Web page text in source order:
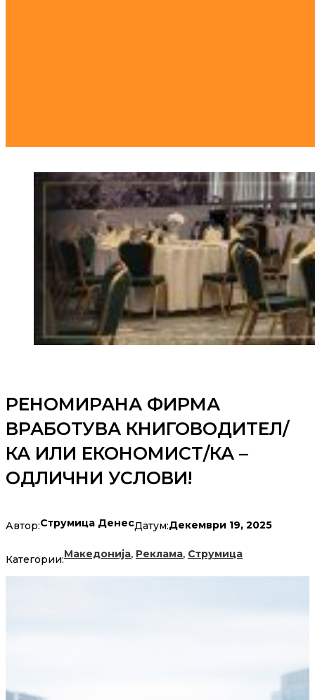
РЕНОМИРАНА ФИРМА
ВРАБОТУВА КНИГОВОДИТЕЛ/
КА ИЛИ ЕКОНОМИСТ/КА –
ОДЛИЧНИ УСЛОВИ!
Автор:Струмица ДенесДатум:Декември 19, 2025
Категории:Македонија, Реклама, Струмица